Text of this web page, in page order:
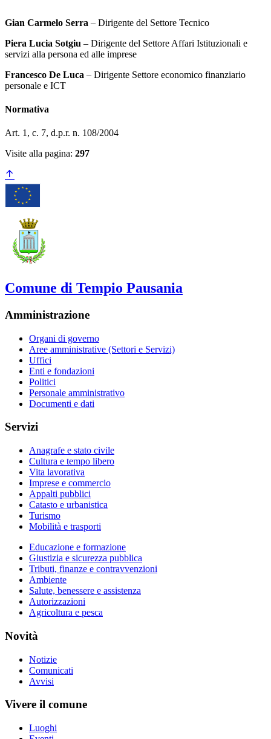
Gian Carmelo Serra – Dirigente del Settore Tecnico
Piera Lucia Sotgiu – Dirigente del Settore Affari Istituzionali e
servizi alla persona ed alle imprese
Francesco De Luca – Dirigente Settore economico finanziario
personale e ICT
Normativa
Art. 1, c. 7, d.p.r. n. 108/2004
Visite alla pagina: 297
Comune di Tempio Pausania
Amministrazione
Organi di governo
Aree amministrative (Settori e Servizi)
Uffici
Enti e fondazioni
Politici
Personale amministrativo
Documenti e dati
Servizi
Anagrafe e stato civile
Cultura e tempo libero
Vita lavorativa
Imprese e commercio
Appalti pubblici
Catasto e urbanistica
Turismo
Mobilità e trasporti
Educazione e formazione
Giustizia e sicurezza pubblica
Tributi, finanze e contravvenzioni
Ambiente
Salute, benessere e assistenza
Autorizzazioni
Agricoltura e pesca
Novità
Notizie
Comunicati
Avvisi
Vivere il comune
Luoghi